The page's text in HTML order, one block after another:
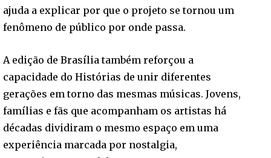
ajuda a explicar por que o projeto se tornou um
fenômeno de público por onde passa.
A edição de Brasília também reforçou a
capacidade do Histórias de unir diferentes
gerações em torno das mesmas músicas. Jovens,
famílias e fãs que acompanham os artistas há
décadas dividiram o mesmo espaço em uma
experiência marcada por nostalgia,